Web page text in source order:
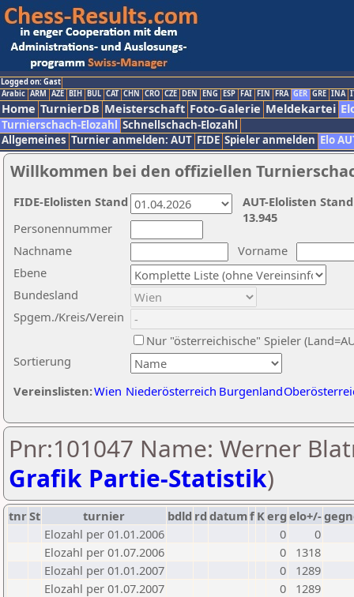
Logged on: Gast
Arabic ARM AZE BIH BUL CAT CHN CRO CZE DEN ENG ESP FAI FIN FRA GER GRE INA
Home TurnierDB Meisterschaft Foto-Galerie Meldekartei
Turnierschach-Elozahl Schnellschach-Elozahl
Allgemeines Turnier anmelden: AUT FIDE Spieler anmelden Elo
Willkommen bei den offiziellen
Nachname
Vorname
Ebene
Sortierung
Personennummer
Bundesland
Spgem./Kreis/Verein
Nur "österreichische" Spieler
Vereinslisten:Wien Niederösterreich Burgenland
AUT-Elolisten
13.945
FIDE-Elolisten Stand
Pnr:101047 Name: Werner
Grafik Partie-Statistik)
tnrSt turnier bdld rd datumf Kerg elo+/-
Elozahl per 01.01.2006
0
0
Elozahl per 01.07.2006
0
1318
Elozahl per 01.01.2007
0
1289
Elozahl per 01.07.2007
0
1289